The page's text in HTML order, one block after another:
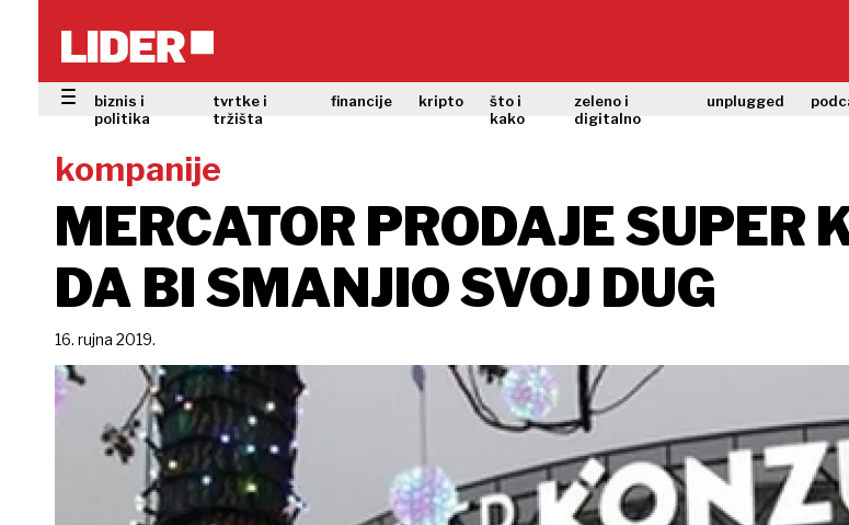
biznis i
politika
tvrtke i
tržišta
financije kripto
što i
kako
zeleno i
digitalno
unplugged
kompanije
MERCATOR PRODAJE SUPER
DA BI SMANJIO SVOJ DUG
16. rujna 2019.